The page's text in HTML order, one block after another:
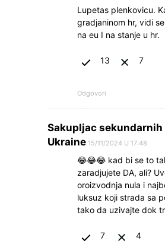
Lupetas plenkovicu.
gradjaninom hr, vidi
na eu I na stanje u hr.
13 7
Odgovori
Sakupljac
Ukraine 15/11/2024 U 17:48
😂😂😂 kad bi se to
zaradjujete DA, ali?
oroizvodnja nula i
luksuz koji strada sa
tako da uzivajte dok
7 4